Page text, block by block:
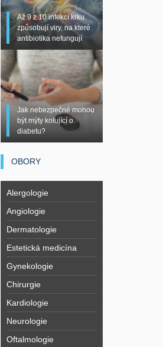
Až 9 z 10 infekcí krku
způsobují viry, na které
antibiotika nefungují
Jak nebezpečné mohou
být mýty kolující o
diabetu?
OBORY
Alergologie
Angiologie
Dermatologie
Estetická medicína
Gynekologie
Chirurgie
Kardiologie
Neurologie
Oftalmologie